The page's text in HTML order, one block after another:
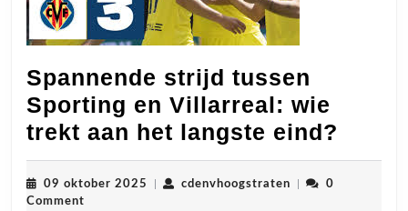
Spannende strijd tussen
Sporting en Villarreal: wie
trekt aan het langste eind?
strijd
09 oktober 2025 09
cdenvhoogstratencdenvhoogstraten
0
Comment